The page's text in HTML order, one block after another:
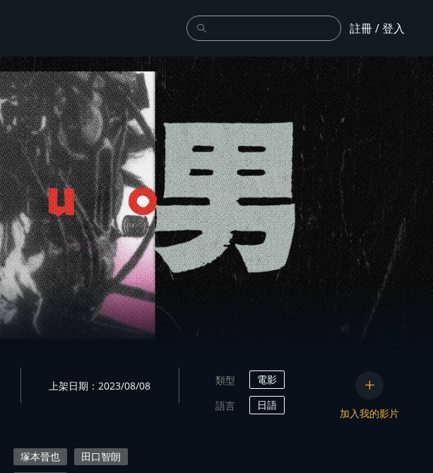
註冊 / 登入
上架日期：2023/08/08 類型
電影
語言
日語
加入我的影片
塚本晉也
田口智朗